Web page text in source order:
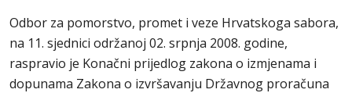
Odbor za pomorstvo, promet i veze Hrvatskoga sabora,
na 11. sjednici održanoj 02. srpnja 2008. godine,
raspravio je Konačni prijedlog zakona o izmjenama i
dopunama Zakona o izvršavanju Državnog proračuna